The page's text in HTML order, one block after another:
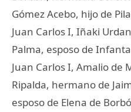
Gómez Acebo, hijo de
Juan Carlos I, Iñaki
Palma, esposo de
Juan Carlos I, Amalio de
Ripalda, hermano de
esposo de Elena de